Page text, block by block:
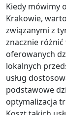
Kiedy mówimy
Krakowie,
związanymi z
znacznie
oferowanych
lokalnych
usług
podstawowe
optymalizacja